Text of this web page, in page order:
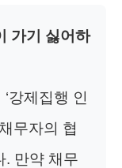
가기 싫어하
강제집행 인
무자의 협
. 만약 채무